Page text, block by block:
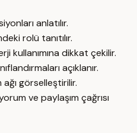
anlatılır.
rolü tanıtılır.
kullanımına dikkat çekilir.
açıklanır.
ağı görselleştirilir.
ve paylaşım çağrısı